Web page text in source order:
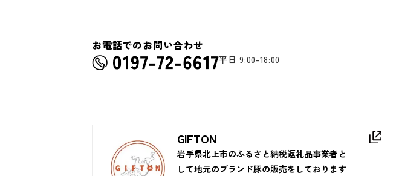
お電話でのお問い合わせ
平日 9:00-18:00
GIFTON
岩手県北上市のふるさと納税返礼品事業者と
して地元のブランド豚の販売をしております